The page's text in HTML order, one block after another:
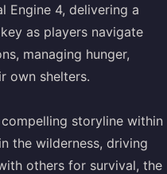
Engine 4, delivering a
as players navigate
managing hunger,
own shelters.
storyline within
the wilderness, driving
others for survival, the